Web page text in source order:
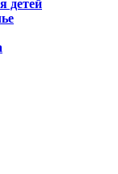
детей